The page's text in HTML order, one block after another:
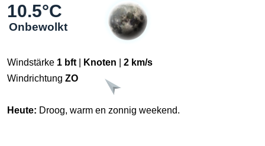
10.5°C
Onbewolkt
Windstärke 1 bft Knoten
2 km/s
Windrichtung ZO
Heute: Droog, warm en zonnig weekend.